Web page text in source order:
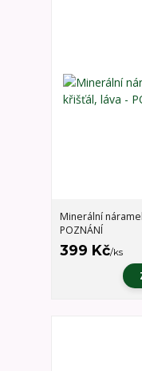
Minerální
POZNÁNÍ
399 Kč/ks